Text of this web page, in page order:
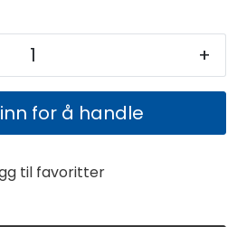
+
for å handle
til favoritter